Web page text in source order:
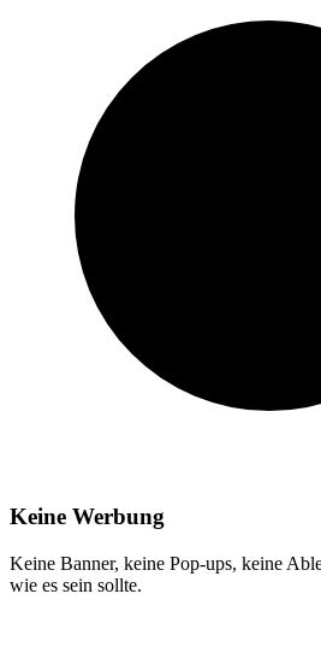
Keine Werbung
Keine Banner, keine Pop-ups, keine
wie es sein sollte.